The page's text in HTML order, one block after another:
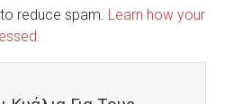
reduce spam. Learn how your